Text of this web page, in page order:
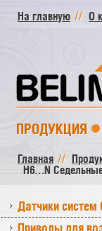
На главную О
ПРОДУКЦИЯ
Главная
H6…N
Датчики систем
Приводы для